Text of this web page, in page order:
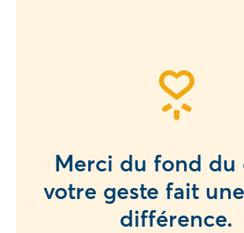
Merci du fond du
votre geste fait
différence.